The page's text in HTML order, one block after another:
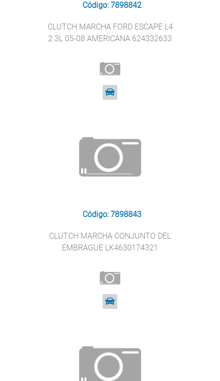
Código: 7898842
CLUTCH MARCHA FORD ESCAPE L4
2.3L 05-08 AMERICANA 624332633
Código: 7898843
CLUTCH MARCHA CONJUNTO DEL
EMBRAGUE LK4630174321